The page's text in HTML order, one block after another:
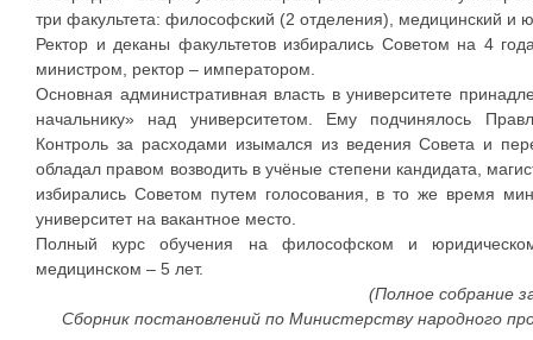
три факультета: философский (2 отделения), медицинский
Ректор и деканы факультетов избирались Советом на 4
министром, ректор – императором.
Основная административная власть в университете
начальнику» над университетом. Ему подчинялось
Контроль за расходами изымался из ведения Совета и
обладал правом возводить в учёные степени кандидата,
избирались Советом путем голосования, в то же время
университет на вакантное место.
Полный курс обучения на философском и
медицинском – 5 лет.
(Полное собрание
Сборник постановлений по Министерству народного